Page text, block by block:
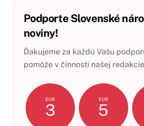
Podporte Slovenské
noviny!
Ďakujeme za každú Vašu
pomôže v činnosti našej
EUR
3
EUR
5